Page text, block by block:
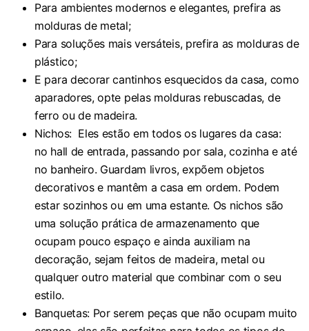
Para ambientes modernos e elegantes, prefira as
molduras de metal;
Para soluções mais versáteis, prefira as molduras de
plástico;
E para decorar cantinhos esquecidos da casa, como
aparadores, opte pelas molduras rebuscadas, de
ferro ou de madeira.
Nichos: Eles estão em todos os lugares da casa:
no hall de entrada, passando por sala, cozinha e até
no banheiro. Guardam livros, expõem objetos
decorativos e mantêm a casa em ordem. Podem
estar sozinhos ou em uma estante. Os nichos são
uma solução prática de armazenamento que
ocupam pouco espaço e ainda auxiliam na
decoração, sejam feitos de madeira, metal ou
qualquer outro material que combinar com o seu
estilo.
Banquetas: Por serem peças que não ocupam muito